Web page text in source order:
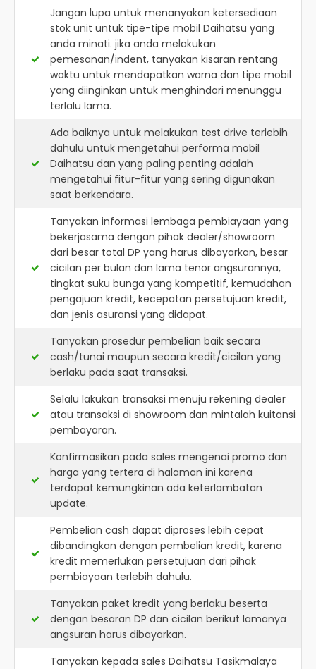
Jangan lupa untuk menanyakan ketersediaan
stok unit untuk tipe-tipe mobil Daihatsu yang
anda minati. jika anda melakukan
pemesanan/indent, tanyakan kisaran rentang
waktu untuk mendapatkan warna dan tipe mobil
yang diinginkan untuk menghindari menunggu
terlalu lama.
Ada baiknya untuk melakukan test drive terlebih
dahulu untuk mengetahui performa mobil
Daihatsu dan yang paling penting adalah
mengetahui fitur-fitur yang sering digunakan
saat berkendara.
Tanyakan informasi lembaga pembiayaan yang
bekerjasama dengan pihak dealer/showroom
dari besar total DP yang harus dibayarkan, besar
cicilan per bulan dan lama tenor angsurannya,
tingkat suku bunga yang kompetitif, kemudahan
pengajuan kredit, kecepatan persetujuan kredit,
dan jenis asuransi yang didapat.
Tanyakan prosedur pembelian baik secara
cash/tunai maupun secara kredit/cicilan yang
berlaku pada saat transaksi.
Selalu lakukan transaksi menuju rekening dealer
atau transaksi di showroom dan mintalah kuitansi
pembayaran.
Konfirmasikan pada sales mengenai promo dan
harga yang tertera di halaman ini karena
terdapat kemungkinan ada keterlambatan
update.
Pembelian cash dapat diproses lebih cepat
dibandingkan dengan pembelian kredit, karena
kredit memerlukan persetujuan dari pihak
pembiayaan terlebih dahulu.
Tanyakan paket kredit yang berlaku beserta
dengan besaran DP dan cicilan berikut lamanya
angsuran harus dibayarkan.
Tanyakan kepada sales Daihatsu Tasikmalaya